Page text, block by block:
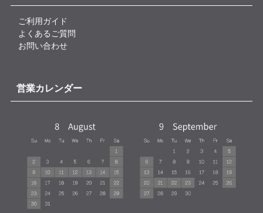
ご利用ガイド
よくあるご質問
お問い合わせ
営業カレンダー